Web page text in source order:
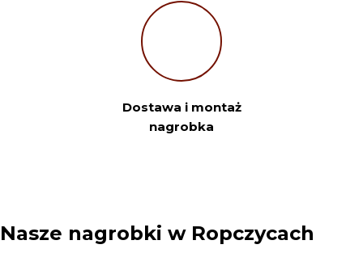
Dostawa i montaż
nagrobka
Nasze nagrobki w Ropczycach